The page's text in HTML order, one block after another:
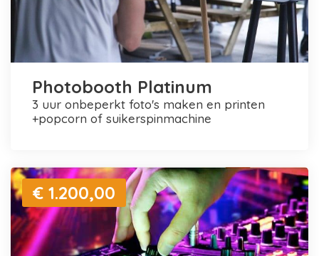
Photobooth Platinum
3 uur onbeperkt foto's maken en printen
+popcorn of suikerspinmachine
€ 1.200,00